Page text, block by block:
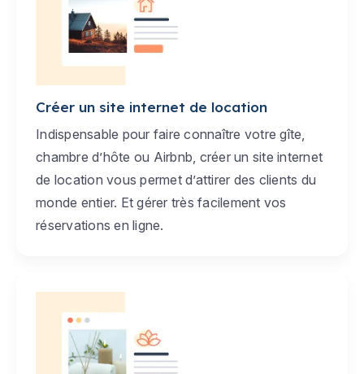
Créer un site internet de location
Indispensable pour faire connaître votre gîte,
chambre d’hôte ou Airbnb, créer un site internet
de location vous permet d’attirer des clients du
monde entier. Et gérer très facilement vos
réservations en ligne.